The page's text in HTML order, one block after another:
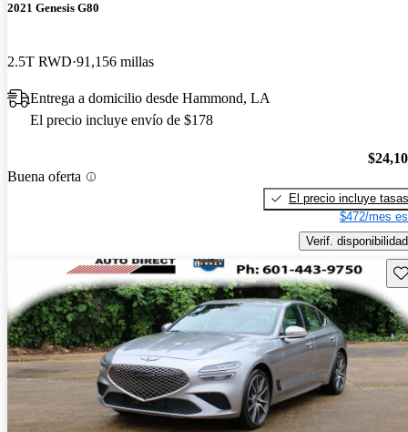
2021 Genesis G80
2.5T RWD 91,156 millas
Entrega a domicilio desde Hammond, LA
El precio incluye envío de $178
Buena oferta
El precio incluye tasas
$472/mes
Verif. disponibilidad